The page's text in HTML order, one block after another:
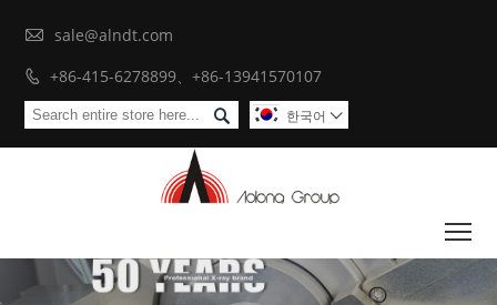
 sale@alndt.com
 +86-415-6278899、+86-13941570107
 한국어 